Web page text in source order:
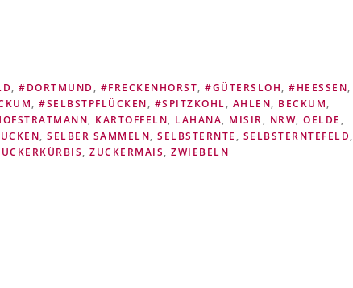
, #DORTMUND , #FRECKENHORST, #GÜTERSLOH, #HEESSEN,
, #SELBSTPFLÜCKEN, #SPITZKOHL, AHLEN, BECKUM,
, KARTOFFELN, LAHANA, MISIR, NRW, OELDE ,
, SELBER SAMMELN, SELBSTERNTE , SELBSTERNTEFELD,
, ZUCKERMAIS, ZWIEBELN